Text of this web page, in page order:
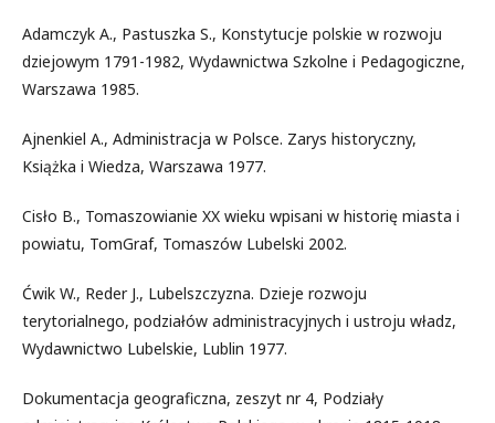
Adamczyk A., Pastuszka S., Konstytucje polskie w rozwoju
dziejowym 1791-1982, Wydawnictwa Szkolne i Pedagogiczne,
Warszawa 1985.
Ajnenkiel A., Administracja w Polsce. Zarys historyczny,
Książka i Wiedza, Warszawa 1977.
Cisło B., Tomaszowianie XX wieku wpisani w historię miasta i
powiatu, TomGraf, Tomaszów Lubelski 2002.
Ćwik W., Reder J., Lubelszczyzna. Dzieje rozwoju
terytorialnego, podziałów administracyjnych i ustroju władz,
Wydawnictwo Lubelskie, Lublin 1977.
Dokumentacja geograficzna, zeszyt nr 4, Podziały